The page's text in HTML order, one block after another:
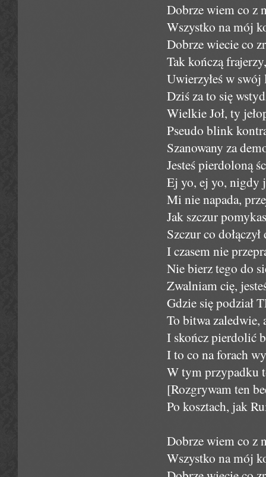
Dobrze wiem co z
Wszystko na mój
Dobrze wiecie co
Tak kończą
Uwierzyłeś w
Dziś za to się
Wielkie Joł, ty
Pseudo blink
Szanowany za
Jesteś pierdoloną
Ej yo, ej yo, nigdy
Mi nie napada,
Jak szczur
Szczur co
I czasem nie
Nie bierz tego do
Zwalniam cię,
Gdzie się podział
To bitwa zaledwie,
I skończ pierdolić
I to co na forach
W tym przypadku
[Rozgrywam ten
Po kosztach, jak
Dobrze wiem co z
Wszystko na mój